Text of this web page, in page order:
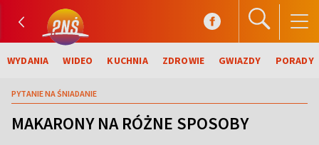
WYDANIA WIDEO KUCHNIA ZDROWIE GWIAZDY PORADY
PYTANIE NA ŚNIADANIE
MAKARONY NA RÓŻNE SPOSOBY